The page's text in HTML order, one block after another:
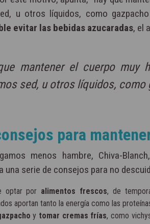
u otros líquidos, como
evitar las bebidas azucaradas, el
mantener el cuerpo muy
sed, u otros líquidos,
para
menos hambre, Chiva-
una serie de consejos para no
optar por alimentos frescos, de
aportan tanto la energía como las
y tomar cremas frías, como